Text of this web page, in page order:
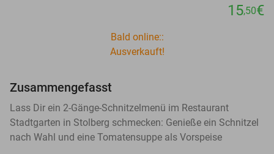
15,50€
Bald online::
Ausverkauft!
Zusammengefasst
Lass Dir ein 2-Gänge-Schnitzelmenü im Restaurant
Stadtgarten in Stolberg schmecken: Genieße ein Schnitzel
nach Wahl und eine Tomatensuppe als Vorspeise